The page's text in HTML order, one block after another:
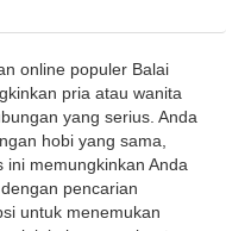
online populer Balai
pria atau wanita
yang serius. Anda
hobi yang sama,
memungkinkan Anda
pencarian
untuk menemukan